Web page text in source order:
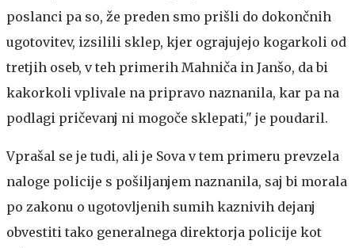
poslanci pa so, že preden smo prišli do dokončnih
ugotovitev, izsilili sklep, kjer ograjujejo kogarkoli od
tretjih oseb, v teh primerih Mahniča in Janšo, da bi
kakorkoli vplivale na pripravo naznanila, kar pa na
podlagi pričevanj ni mogoče sklepati," je poudaril.
Vprašal se je tudi, ali je Sova v tem primeru prevzela
naloge policije s pošiljanjem naznanila, saj bi morala
po zakonu o ugotovljenih sumih kaznivih dejanj
obvestiti tako generalnega direktorja policije kot